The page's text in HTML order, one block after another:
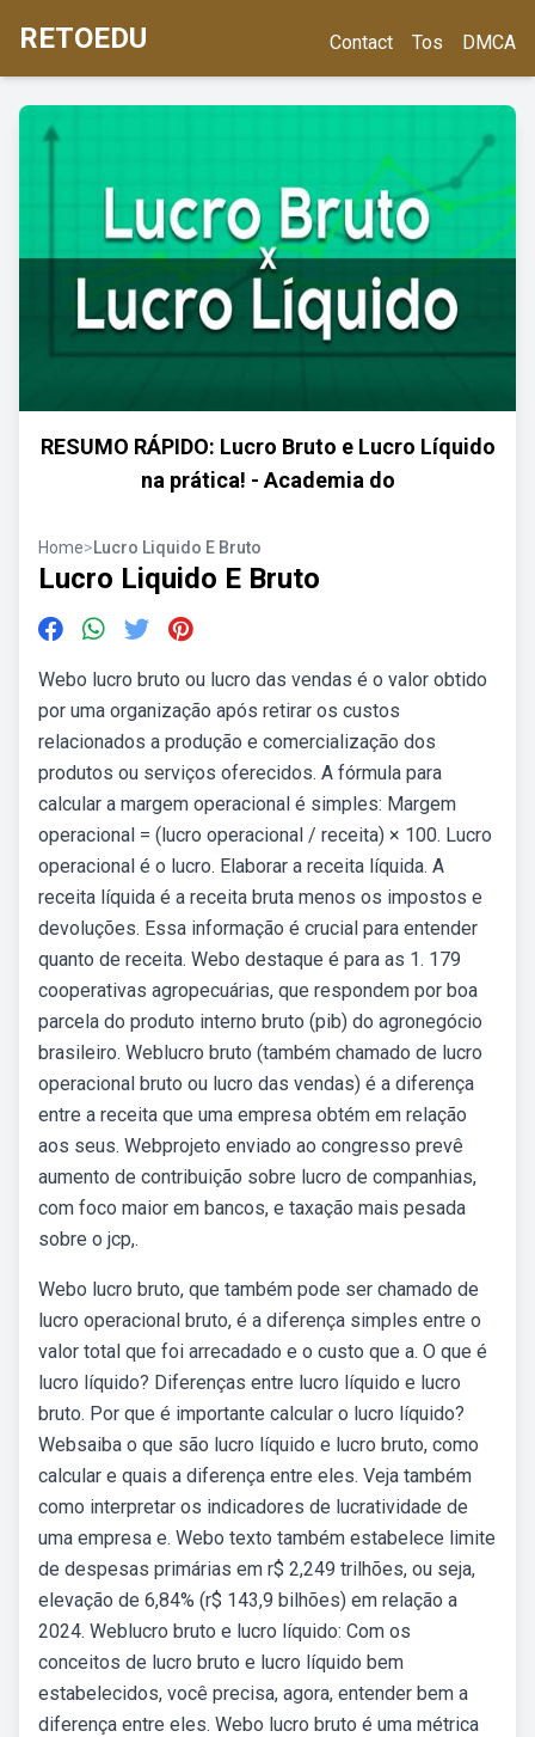
RETOEDU Contact Tos DMCA
RESUMO RÁPIDO: Lucro Bruto e Lucro Líquido
na prática! - Academia do
Home>Lucro Liquido E Bruto
Lucro Liquido E Bruto
Webo lucro bruto ou lucro das vendas é o valor obtido
por uma organização após retirar os custos
relacionados a produção e comercialização dos
produtos ou serviços oferecidos. A fórmula para
calcular a margem operacional é simples: Margem
operacional = (lucro operacional / receita) × 100. Lucro
operacional é o lucro. Elaborar a receita líquida. A
receita líquida é a receita bruta menos os impostos e
devoluções. Essa informação é crucial para entender
quanto de receita. Webo destaque é para as 1. 179
cooperativas agropecuárias, que respondem por boa
parcela do produto interno bruto (pib) do agronegócio
brasileiro. Weblucro bruto (também chamado de lucro
operacional bruto ou lucro das vendas) é a diferença
entre a receita que uma empresa obtém em relação
aos seus. Webprojeto enviado ao congresso prevê
aumento de contribuição sobre lucro de companhias,
com foco maior em bancos, e taxação mais pesada
sobre o jcp,.
Webo lucro bruto, que também pode ser chamado de
lucro operacional bruto, é a diferença simples entre o
valor total que foi arrecadado e o custo que a. O que é
lucro líquido? Diferenças entre lucro líquido e lucro
bruto. Por que é importante calcular o lucro líquido?
Websaiba o que são lucro líquido e lucro bruto, como
calcular e quais a diferença entre eles. Veja também
como interpretar os indicadores de lucratividade de
uma empresa e. Webo texto também estabelece limite
de despesas primárias em r$ 2,249 trilhões, ou seja,
elevação de 6,84% (r$ 143,9 bilhões) em relação a
2024. Weblucro bruto e lucro líquido: Com os
conceitos de lucro bruto e lucro líquido bem
estabelecidos, você precisa, agora, entender bem a
diferença entre eles. Webo lucro bruto é uma métrica